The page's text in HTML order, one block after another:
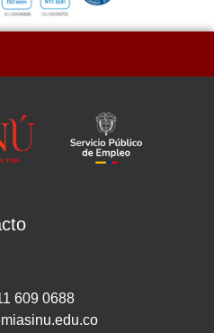
609 0688